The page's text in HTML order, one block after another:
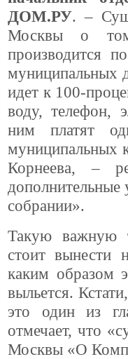
ДОМ.РУ. –
Москвы о
производится
муниципальных
идет к 100-
воду, телефон,
ним платят
муниципальных
Корнеева, –
дополнительные
собрании».
Такую важную
стоит вынести
каким образом
выльется.
это один из
отмечает, что
Москвы «О